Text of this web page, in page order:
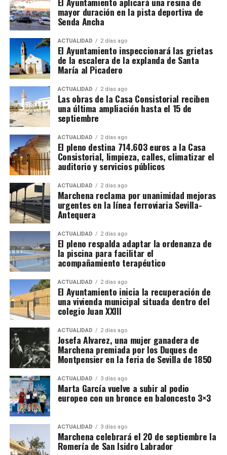
Luis Cristóbal Ponce de León, II Duque de Arcos, fue
un noble humanista y mecenas que promovió las
artes en Marchena durante el Renacimiento. Entre
los artistas que contrato para traerlo a Marchena se
encontraba Cristóbal de Morales, compositor del
Papa, destacado compositor sevillano y uno de los
principales representantes de la polifonía
renacentista española.
Morales, nacido alrededor de 1500 en Sevilla,
desarrolló una notable carrera musical que lo llevó
a ser cantor en la Capilla Pontificia de Roma.
Durante su estancia en Italia, compuso la
defunctis» (Misa de Réquiem) a cinco voces, publicada
en 1544 en Roma.Luis Cristobal aistió al funeral del
Emperador en Bruselas.
El verdadero papel del señor de
Marchena en la conquista de
Málaga
La recreación concentra la atención en los Reyes
Católicos y en la entrega de las llaves, pero la
actuación de Rodrigo Ponce de León fue mucho más
amplia que la imagen de un noble acompañando al
monarca.
Su importancia residía en su experiencia en la
frontera, en el conocimiento del territorio y en la
capacidad de movilizar hombres y recursos desde
sus dominios andaluces. Entre ellos se encontraba
Marchena, centro político del Estado de Arcos y
lugar desde el que partieron tropas para diferentes
campañas.
evaluadas por un jurado formado por personas con
experiencia y trayectoria en el mundo del baile.
En caso de empate, las parejas afectadas deberán
volver a bailar. Esta segunda actuación será la que
determine la decisión definitiva del jurado, cuyos
fallos tendrán carácter inapelable.
Con este concurso, la caseta El Camino mantiene
una de sus actividades más participativas de la Feria
de Marchena, ofreciendo un espacio para la
exhibición del baile por sevillanas y para la
convivencia entre participantes, familiares y
aficionados.
Screenshot
mayor duración en la pista deportiva de
Senda Ancha
ACTUALIDAD 2 días ago
El Ayuntamiento inspeccionará las grietas
de la escalera de la explanda de Santa
María al Picadero
ACTUALIDAD 2 días ago
Las obras de la Casa Consistorial reciben
una última ampliación hasta el 15 de
septiembre
ACTUALIDAD 2 días ago
El pleno destina 714.603 euros a la Casa
Consistorial, limpieza, calles, climatizar el
auditorio y servicios públicos
ACTUALIDAD 2 días ago
Marchena reclama por unanimidad mejoras
urgentes en la línea ferroviaria Sevilla-
Antequera
ACTUALIDAD 2 días ago
El pleno respalda adaptar la ordenanza de
la piscina para facilitar el
acompañamiento terapéutico
ACTUALIDAD 2 días ago
El Ayuntamiento inicia la recuperación de
una vivienda municipal situada dentro del
colegio Juan XXIII
ACTUALIDAD 2 días ago
Josefa Alvarez, una mujer ganadera de
Marchena premiada por los Duques de
Montpensier en la feria de Sevilla de 1850
ACTUALIDAD 3 días ago
Marta García vuelve a subir al podio
europeo con un bronce en baloncesto 3×3
ACTUALIDAD 3 días ago
Marchena celebrará el 20 de septiembre la
Romería de San Isidro Labrador